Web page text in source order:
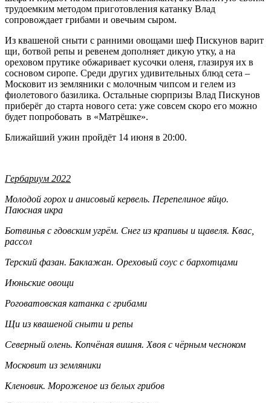
трудоемким методом приготовления катанку Влад
сопровождает грибами и овечьим сыром.
Из квашеной сныти с ранними овощами шеф Пискунов варит
щи, ботвой репы и ревенем дополняет дикую утку, а на
ореховом прутике обжаривает кусочки оленя, глазируя их в
сосновом сиропе. Среди других удивительных блюд сета –
Московит из земляники с молочным чипсом и гелем из
фиолетового базилика. Остальные сюрпризы Влад Пискунов
приберёг до старта нового сета: уже совсем скоро его можно
будет попробовать в «Матрёшке».
Ближайший ужин пройдёт 14 июня в 20:00.
Гербариум 2022
Молодой горох и анисовый кервель. Перепелиное яйцо.
Паюсная икра
Ботвинья с гдовским угрём. Снег из крапивы и щавеля. Квас,
рассол
Терский фазан. Баклажан. Ореховый соус с бархотцами
Июньские овощи
Роговатовская катанка с грибами
Щи из квашеной сныти и репы
Северный олень. Копчёная вишня. Хвоя с чёрным чесноком
Московит из земляники
Кленовик. Мороженое из белых грибов